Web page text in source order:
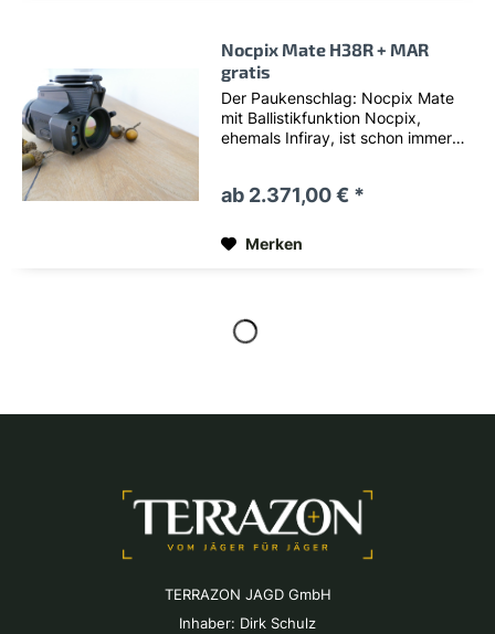
Nocpix Mate H38R + MAR
gratis
Der Paukenschlag: Nocpix Mate
mit Ballistikfunktion Nocpix,
ehemals Infiray, ist schon immer
Jetzt bringt die neue Mate-Serie
Vollausstattung und...
ab 2.371,00 € *
Merken
TERRAZON JAGD GmbH
Inhaber: Dirk Schulz